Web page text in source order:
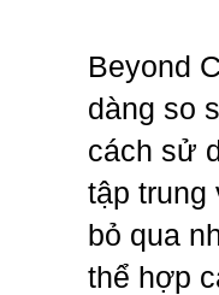
Beyond
dàng so
cách sử
tập trung
bỏ qua
thể hợp